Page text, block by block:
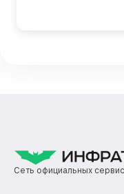
Сеть официальных